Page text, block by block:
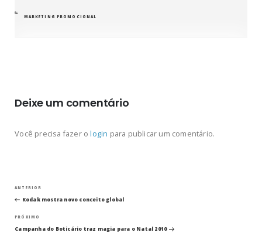
CATEGORIAS
MARKETING PROMOCIONAL
Deixe um comentário
Você precisa fazer ologin para publicar um comentário.
Navegação
de
Post
anterior
ANTERIOR
Kodak mostra novo conceito global
Próximo
post
PRÓXIMO
Campanha do Boticário traz magia para o Natal 2010